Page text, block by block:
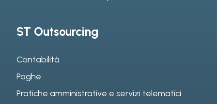
ST Outsourcing
Contabilità
Paghe
Pratiche amministrative e servizi telematici